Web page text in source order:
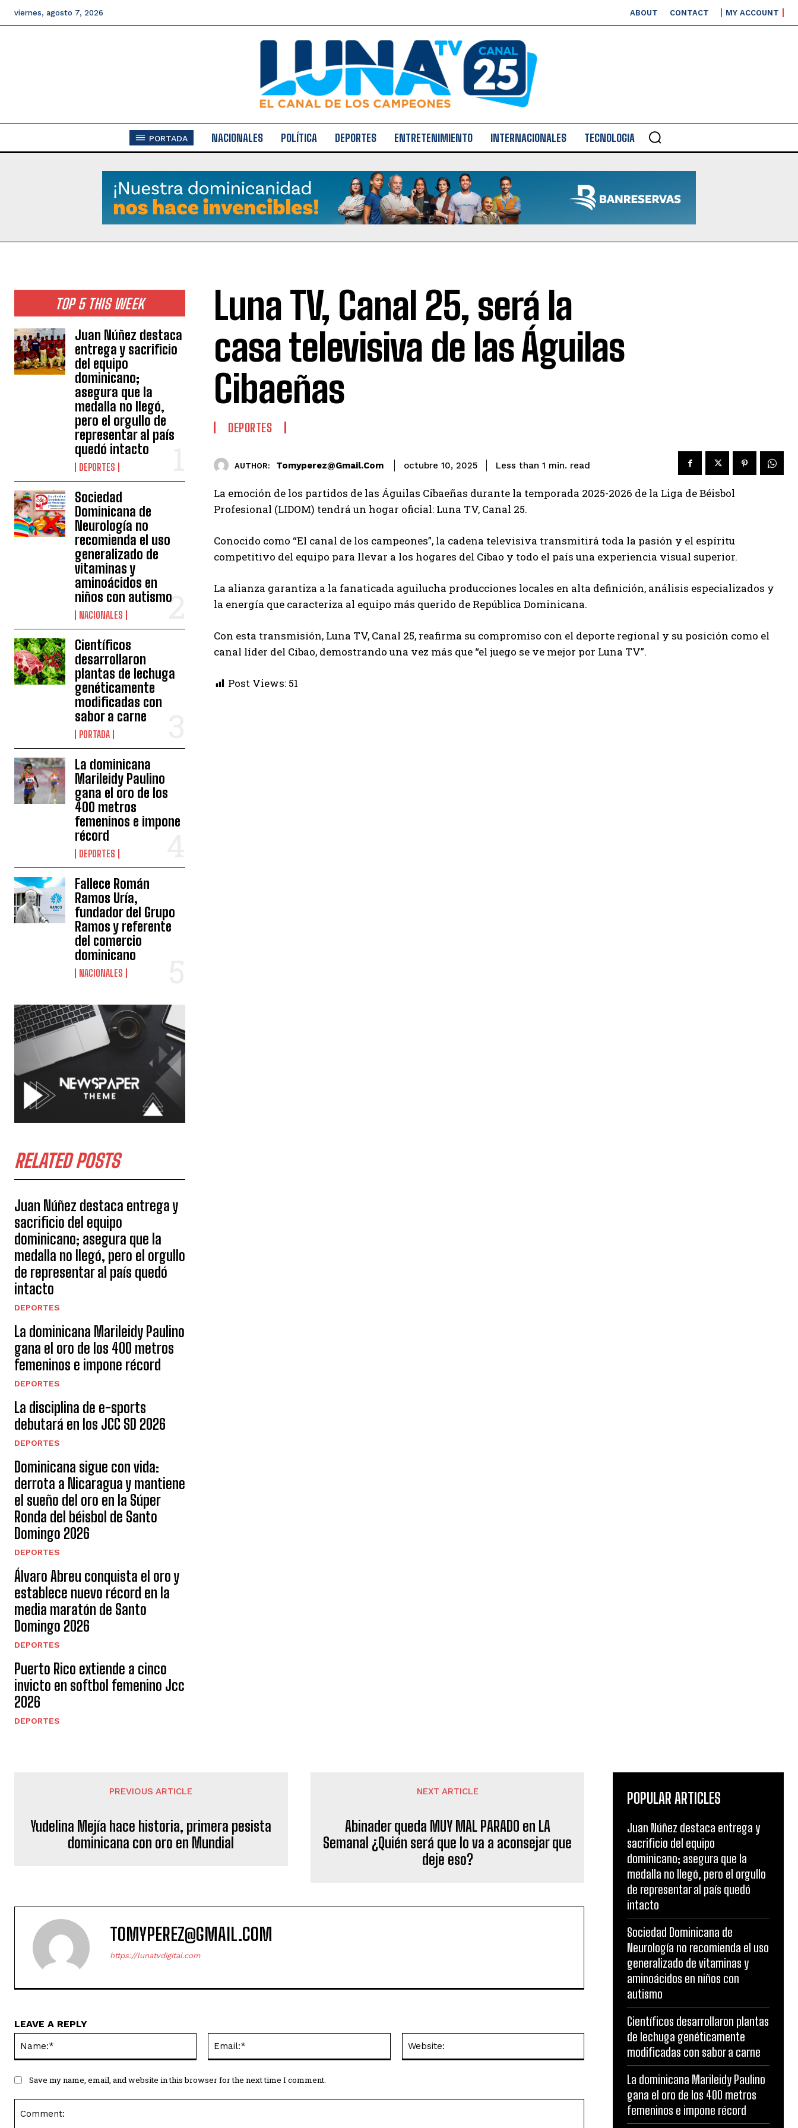
viernes, agosto 7, 2026 ABOUT CONTACT MY ACCOUNT
PORTADA NACIONALES POLÍTICA DEPORTES ENTRETENIMIENTO INTERNACIONALES TECNOLOGIA
TOP 5 THIS WEEK
Juan Núñez destaca
entrega y sacrificio
del equipo
dominicano;
asegura que la
medalla no llegó,
pero el orgullo de
representar al país
quedó intacto
DEPORTES
Sociedad
Dominicana de
Neurología no
recomienda el uso
generalizado de
vitaminas y
aminoácidos en
niños con autismo
NACIONALES
Científicos
desarrollaron
plantas de lechuga
genéticamente
modificadas con
sabor a carne
PORTADA
La dominicana
Marileidy Paulino
gana el oro de los
400 metros
femeninos e impone
récord
DEPORTES
Fallece Román
Ramos Uría,
fundador del Grupo
Ramos y referente
del comercio
dominicano
NACIONALES
RELATED POSTS
Juan Núñez destaca entrega y
sacrificio del equipo
dominicano; asegura que la
medalla no llegó, pero el orgullo
de representar al país quedó
intacto
DEPORTES
La dominicana Marileidy Paulino
gana el oro de los 400 metros
femeninos e impone récord
DEPORTES
La disciplina de e-sports
debutará en los JCC SD 2026
DEPORTES
Dominicana sigue con vida:
derrota a Nicaragua y mantiene
el sueño del oro en la Súper
Ronda del béisbol de Santo
Domingo 2026
DEPORTES
Álvaro Abreu conquista el oro y
establece nuevo récord en la
media maratón de Santo
Domingo 2026
DEPORTES
Puerto Rico extiende a cinco
invicto en softbol femenino Jcc
2026
DEPORTES
Luna TV, Canal 25, será la
casa televisiva de las Águilas
Cibaeñas
DEPORTES
AUTHOR: Tomyperez@gmail.com octubre 10, 2025 Less than 1 min. read
La emoción de los partidos de las Águilas Cibaeñas durante la temporada 2025-2026 de la Liga de Béisbol
Profesional (LIDOM) tendrá un hogar oficial: Luna TV, Canal 25.
Conocido como “El canal de los campeones”, la cadena televisiva transmitirá toda la pasión y el espíritu
competitivo del equipo para llevar a los hogares del Cibao y todo el país una experiencia visual superior.
La alianza garantiza a la fanaticada aguilucha producciones locales en alta definición, análisis especializados y
la energía que caracteriza al equipo más querido de República Dominicana.
Con esta transmisión, Luna TV, Canal 25, reafirma su compromiso con el deporte regional y su posición como el
canal líder del Cibao, demostrando una vez más que “el juego se ve mejor por Luna TV”.
Post Views: 51
PREVIOUS ARTICLE
Yudelina Mejía hace historia, primera pesista
dominicana con oro en Mundial
NEXT ARTICLE
Abinader queda MUY MAL PARADO en LA
Semanal ¿Quién será que lo va a aconsejar que
deje eso?
TOMYPEREZ@GMAIL.COM
https://lunatvdigital.com
LEAVE A REPLY
Save my name, email, and website in this browser for the next time I comment.
POPULAR ARTICLES
Juan Núñez destaca entrega y
sacrificio del equipo
dominicano; asegura que la
medalla no llegó, pero el orgullo
de representar al país quedó
intacto
Sociedad Dominicana de
Neurología no recomienda el uso
generalizado de vitaminas y
aminoácidos en niños con
autismo
Científicos desarrollaron plantas
de lechuga genéticamente
modificadas con sabor a carne
La dominicana Marileidy Paulino
gana el oro de los 400 metros
femeninos e impone récord